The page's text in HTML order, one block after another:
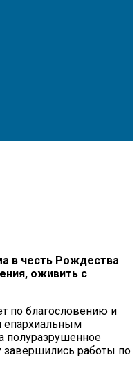
в честь Рождества
оживить с
по благословению и
епархиальным
полуразрушенное
завершились работы по